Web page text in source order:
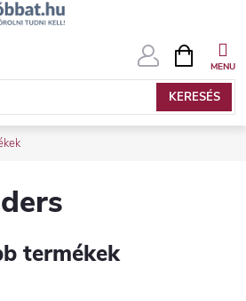
KERESÉS
KOSÁR
termékek